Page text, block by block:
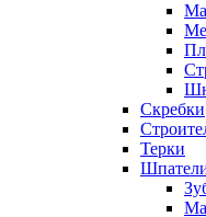
Скребки
Терки